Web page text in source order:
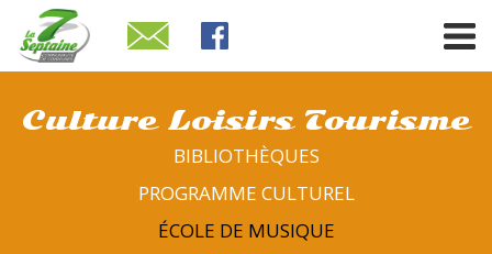
Culture Loisirs Tourisme
BIBLIOTHÈQUES
PROGRAMME CULTUREL
ÉCOLE DE MUSIQUE